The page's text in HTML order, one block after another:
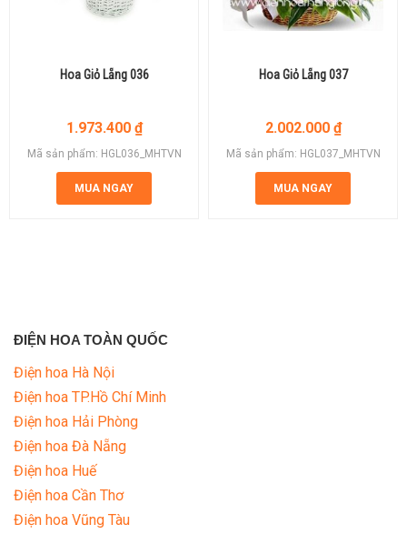
Hoa Giỏ Lẵng 036
1.973.400 ₫
Mã sản phẩm: HGL036_MHTVN
MUA NGAY
Hoa Giỏ Lẵng 037
2.002.000 ₫
Mã sản phẩm: HGL037_MHTVN
MUA NGAY
ĐIỆN HOA TOÀN QUỐC
Điện hoa Hà Nội
Điện hoa TP.Hồ Chí Minh
Điện hoa Hải Phòng
Điện hoa Đà Nẵng
Điện hoa Huế
Điện hoa Cần Thơ
Điện hoa Vũng Tàu